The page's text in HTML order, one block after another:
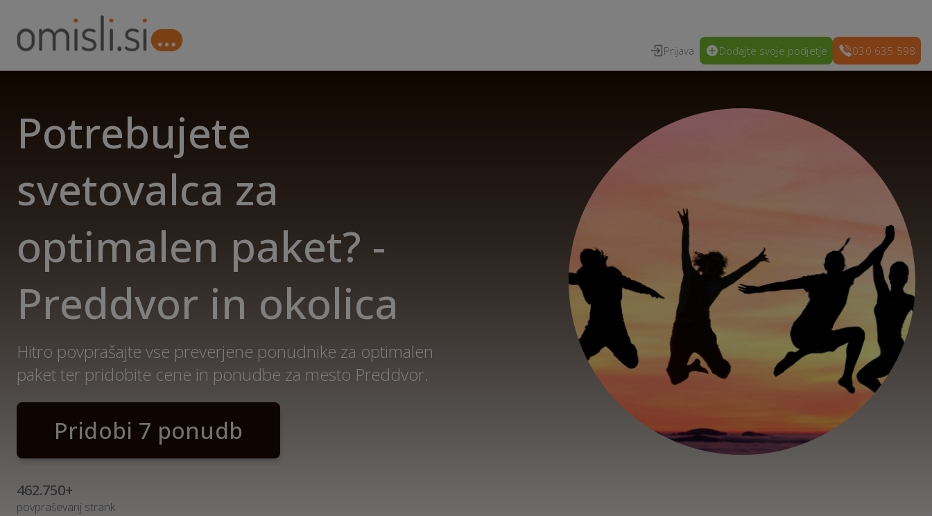
Prijava Dodajte svoje podjetje 030 635 598
Potrebujete
svetovalca za
optimalen paket? -
Preddvor in okolica
Hitro povprašajte vse preverjene ponudnike za optimalen
paket ter pridobite cene in ponudbe za mesto Preddvor.
Pridobi 7 ponudb
462.750+
povpraševanj strank